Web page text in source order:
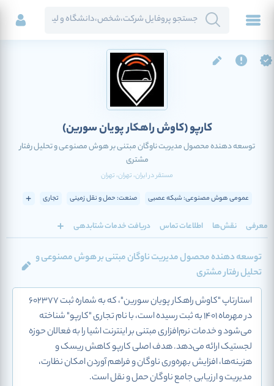
کارپو(کاوش راهکار پویان سورین)
توسعه دهنده محصول مدیریت ناوگان مبتنی بر هوش مصنوعی و تحلیل رفتار
مشتری
مستقر درایران، تهران، تهران
عمومی هوش مصنوعی: شبکه عصبی صنعت: حمل و نقل زمینی تجاری
معرفی نقش‌ها اطلاعات تماس دریافت خدمات شتابدهی
توسعه دهنده محصول مدیریت ناوگان مبتنی بر هوش مصنوعی و
تحلیل رفتار مشتری
استارتاپ "کاوش راهکار پویان سورین"، که به شماره ثبت ۶۰۲۳۷۷
در مهرماه ۱۴۰۱ به ثبت رسیده است، با نام تجاری "کارپو" شناخته
می‌شود و خدمات نرم‌افزاری مبتنی بر اینترنت اشیا را به فعالان حوزه
لجستیک ارائه می‌دهد. هدف اصلی کارپو کاهش ریسک و
هزینه‌ها، افزایش بهره‌وری ناوگان و فراهم آوردن امکان نظارت،
مدیریت و ارزیابی جامع ناوگان حمل و نقل است.